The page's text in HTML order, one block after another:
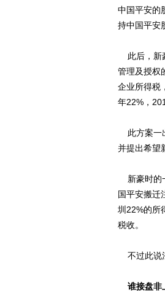
中国平安的
持中国平安
此后，新
管理及授权
企业所得税
年22%，
此方案一
并提出希望
新豪时的
国平安搬迁
圳22%的所
税收。
不过此说
谁接盘非